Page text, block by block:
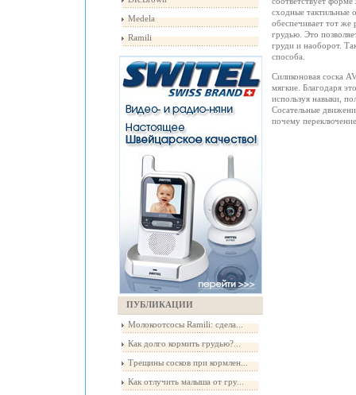
Medela
Ramili
ПУБЛИКАЦИИ
Молокоотсосы Ramili: сдела...
Как долго кормить грудью?...
Трещины сосков при кормлен...
Как отлучить малыша от гру...
сходные тактильные
обеспечивает тот
грудью. Это
груди и наоборот.
способа.
Силиконовая соска
мягкие. Благодаря
используя навыки,
Сосательные
почему